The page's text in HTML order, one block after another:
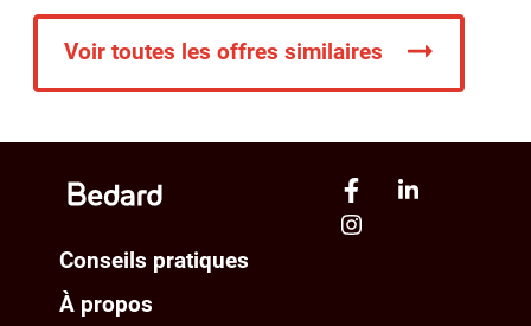
Voir toutes les offres similaires
Conseils pratiques
À propos